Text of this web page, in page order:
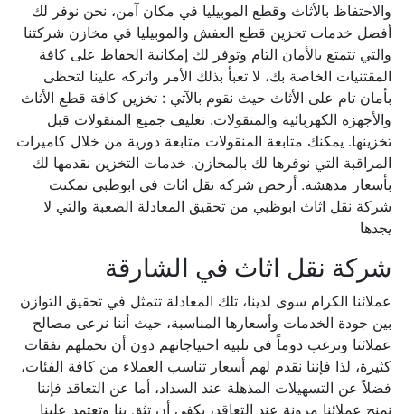
والاحتفاظ بالأثاث وقطع الموبيليا في مكان آمن، نحن نوفر لك
أفضل خدمات تخزين قطع العفش والموبيليا في مخازن شركتنا
والتي تتمتع بالأمان التام وتوفر لك إمكانية الحفاظ على كافة
المقتنيات الخاصة بك، لا تعبأ بذلك الأمر واتركه علينا لتحظى
بأمان تام على الأثاث حيث نقوم بالآتي : تخزين كافة قطع الأثاث
والأجهزة الكهربائية والمنقولات. تغليف جميع المنقولات قبل
تخزينها. يمكنك متابعة المنقولات متابعة دورية من خلال كاميرات
المراقبة التي نوفرها لك بالمخازن. خدمات التخزين نقدمها لك
بأسعار مدهشة. أرخص شركة نقل اثاث في ابوظبي تمكنت
شركة نقل اثاث ابوظبي من تحقيق المعادلة الصعبة والتي لا
يجدها
شركة نقل اثاث في الشارقة
عملائنا الكرام سوى لدينا، تلك المعادلة تتمثل في تحقيق التوازن
بين جودة الخدمات وأسعارها المناسبة، حيث أننا نرعى مصالح
عملائنا ونرغب دوماً في تلبية احتياجاتهم دون أن نحملهم نفقات
كثيرة، لذا فإننا نقدم لهم أسعار تناسب العملاء من كافة الفئات،
فضلاً عن التسهيلات المذهلة عند السداد، أما عن التعاقد فإننا
نمنح عملائنا مرونة عند التعاقد، يكفي أن تثق بنا وتعتمد علينا